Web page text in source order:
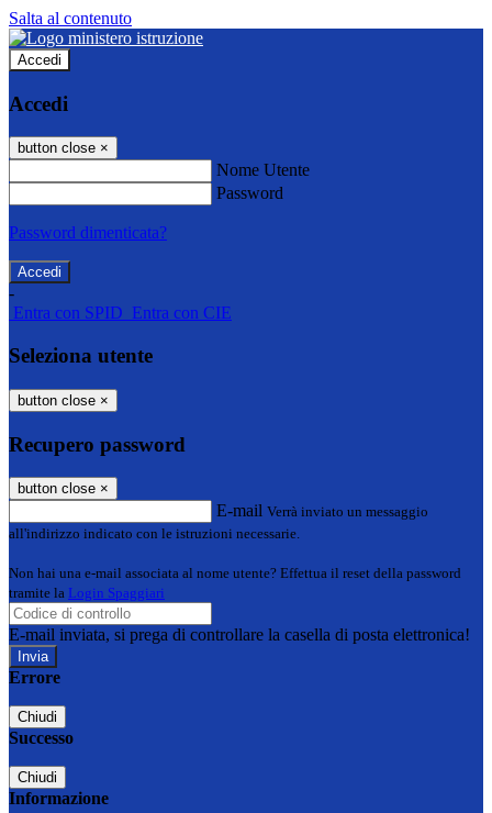
Salta al contenuto
Accedi
Accedi
button close ×
Nome Utente
Password
Password dimenticata?
-
Entra con SPID Entra con CIE
Seleziona utente
button close ×
Recupero password
button close ×
E-mail Verrà inviato un messaggio
all'indirizzo indicato con le istruzioni necessarie.
Non hai una e-mail associata al nome utente? Effettua il reset della password
tramite la Login Spaggiari
E-mail inviata, si prega di controllare la casella di posta elettronica!
Errore
Chiudi
Successo
Chiudi
Informazione